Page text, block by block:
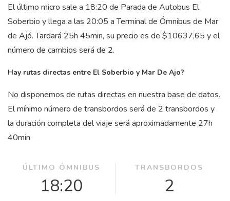
El último micro sale a 18:20 de Parada de Autobus El
Soberbio y llega a las 20:05 a Terminal de Ómnibus de Mar
de Ajó. Tardará 25h 45min, su precio es de $10637,65 y el
número de cambios será de 2.
Hay rutas directas entre El Soberbio y Mar De Ajo?
No disponemos de rutas directas en nuestra base de datos.
El mínimo número de transbordos será de 2 transbordos y
la duración completa del viaje será aproximadamente 27h
40min
ÚLTIMO ÓMNIBUS
18:20
TRANSBORDOS
2